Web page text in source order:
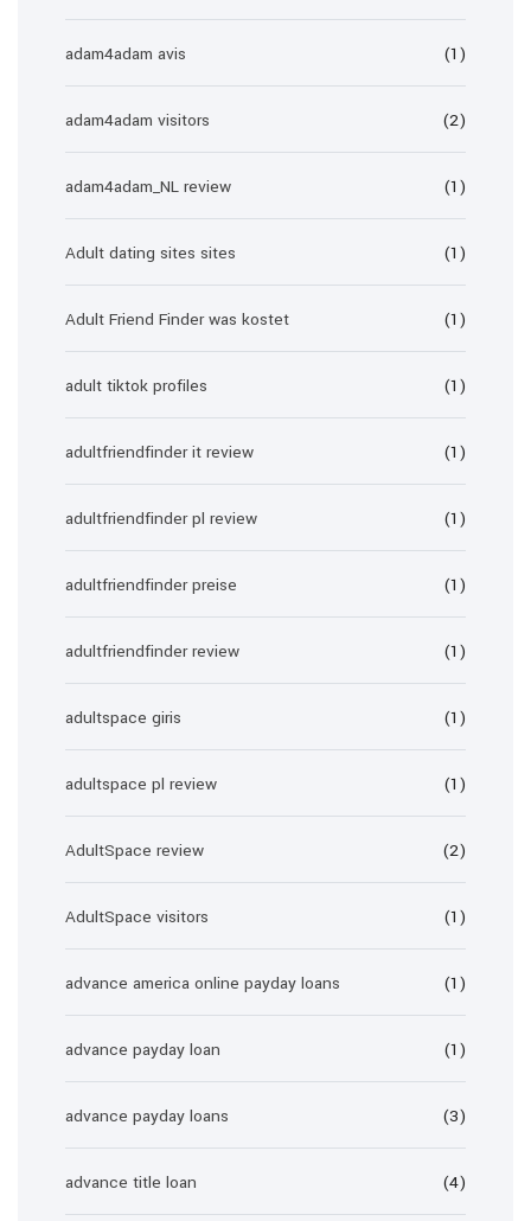
adam4adam avis (1)
adam4adam visitors (2)
adam4adam_NL review (1)
Adult dating sites sites (1)
Adult Friend Finder was kostet (1)
adult tiktok profiles (1)
adultfriendfinder it review (1)
adultfriendfinder pl review (1)
adultfriendfinder preise (1)
adultfriendfinder review (1)
adultspace giris (1)
adultspace pl review (1)
AdultSpace review (2)
AdultSpace visitors (1)
advance america online payday loans (1)
advance payday loan (1)
advance payday loans (3)
advance title loan (4)